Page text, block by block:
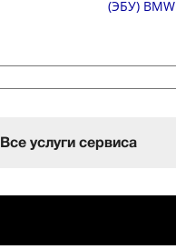
(ЭБУ) BMW
Все услуги сервиса